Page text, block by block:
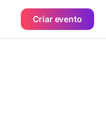
Criar evento